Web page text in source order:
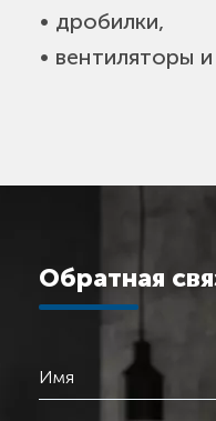
• дробилки,
• вентиляторы
Обратная
Имя